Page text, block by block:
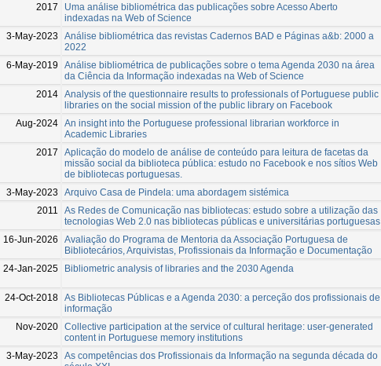
2017
Uma análise bibliométrica das publicações sobre Acesso Aberto
indexadas na Web of Science
3-May-2023
Análise bibliométrica das revistas Cadernos BAD e Páginas a&b: 2000 a
2022
6-May-2019
Análise bibliométrica de publicações sobre o tema Agenda 2030 na área
da Ciência da Informação indexadas na Web of Science
2014 Analysis of the questionnaire results to professionals of Portuguese public
libraries on the social mission of the public library on Facebook
Aug-2024 An insight into the Portuguese professional librarian workforce in
Academic Libraries
2017
Aplicação do modelo de análise de conteúdo para leitura de facetas da
missão social da biblioteca pública: estudo no Facebook e nos sítios Web
de bibliotecas portuguesas.
3-May-2023 Arquivo Casa de Pindela: uma abordagem sistémica
2011
As Redes de Comunicação nas bibliotecas: estudo sobre a utilização das
tecnologias Web 2.0 nas bibliotecas públicas e universitárias portuguesas
16-Jun-2026
Avaliação do Programa de Mentoria da Associação Portuguesa de
Bibliotecários, Arquivistas, Profissionais da Informação e Documentação
24-Jan-2025 Bibliometric analysis of libraries and the 2030 Agenda
24-Oct-2018 As Bibliotecas Públicas e a Agenda 2030: a perceção dos profissionais de
informação
Nov-2020 Collective participation at the service of cultural heritage: user-generated
content in Portuguese memory institutions
3-May-2023
As competências dos Profissionais da Informação na segunda década do